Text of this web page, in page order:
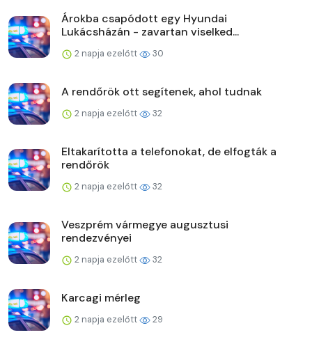
Árokba csapódott egy Hyundai
Lukácsházán - zavartan viselked...
2 napja ezelőtt 30
A rendőrök ott segítenek, ahol tudnak
2 napja ezelőtt 32
Eltakarította a telefonokat, de elfogták a
rendőrök
2 napja ezelőtt 32
Veszprém vármegye augusztusi
rendezvényei
2 napja ezelőtt 32
Karcagi mérleg
2 napja ezelőtt 29